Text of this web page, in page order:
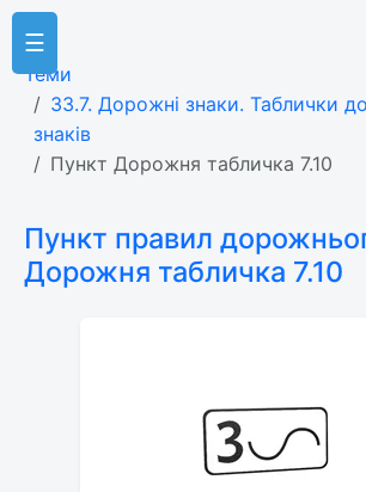
☰
Теми
33.7. Дорожні знаки. Таблички
знаків
Пункт Дорожня табличка 7.10
Пункт правил
Дорожня табличка 7.10